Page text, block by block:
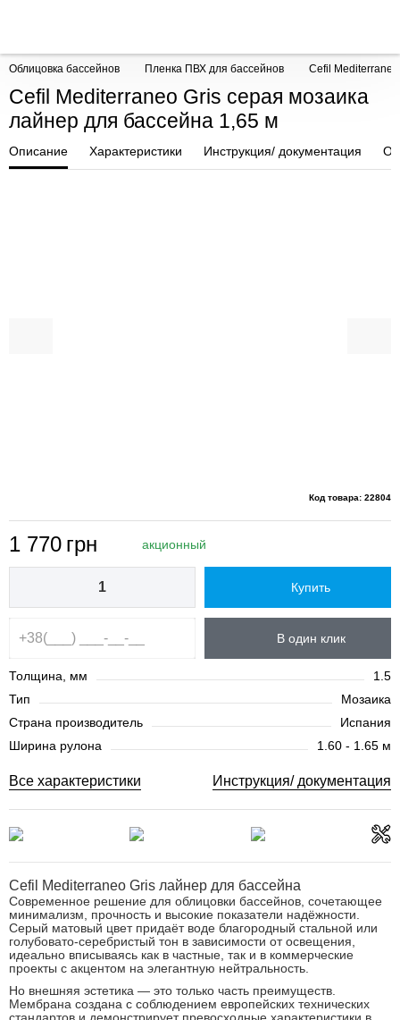
Облицовка бассейнов Пленка ПВХ для бассейнов Cefil
Cefil Mediterraneo Gris серая мозаика
лайнер для бассейна 1,65 м
Описание Характеристики Инструкция/ документация
Код товара: 22804
1 770 грн акционный
Купить
В один клик
Толщина, мм
1.5
Тип
Мозаика
Страна производитель
Испания
Ширина рулона
1.60 - 1.65 м
Все характеристики Инструкция/ документация
Cefil Mediterraneo Gris лайнер для бассейна
Современное решение для облицовки бассейнов, сочетающее
минимализм, прочность и высокие показатели надёжности.
Серый матовый цвет придаёт воде благородный стальной или
голубовато-серебристый тон в зависимости от освещения,
идеально вписываясь как в частные, так и в коммерческие
проекты с акцентом на элегантную нейтральность.
Но внешняя эстетика — это только часть преимуществ.
Мембрана создана с соблюдением европейских технических